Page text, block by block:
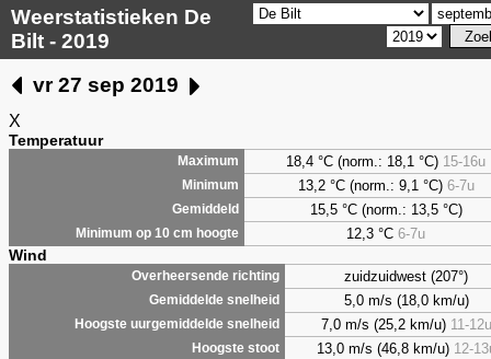
Weerstatistieken De
Bilt - 2019
vr 27 sep 2019
X
Temperatuur
Maximum 18,4 °C (norm.: 18,1 °C) 15-16u
Minimum 13,2 °C (norm.: 9,1 °C) 6-7u
Gemiddeld 15,5 °C (norm.: 13,5 °C)
Minimum op 10 cm hoogte 12,3 °C 6-7u
Wind
Overheersende richting zuidzuidwest (207°)
Gemiddelde snelheid 5,0 m/s (18,0 km/u)
Hoogste uurgemiddelde snelheid 7,0 m/s (25,2 km/u) 11-12u
Hoogste stoot 13,0 m/s (46,8 km/u) 12-